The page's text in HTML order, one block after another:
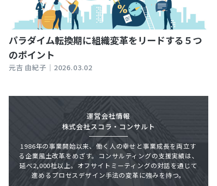
パラダイム転換期に組織変革をリードする５つ
のポイント
元吉 由紀子｜ 2026.03.02
運営会社情報
株式会社スコラ・コンサルト
1986年の事業開始以来、働く人の幸せと事業成長を両立す
る企業風土改革をめざす。コンサルティングの支援実績は、
延べ2,000社以上。オフサイトミーティングの対話を通じて
進めるプロセスデザイン手法の変革に強みを持つ。